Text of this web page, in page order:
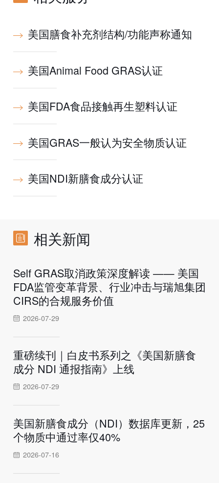
美国膳食补充剂结构/功能声称通知
美国Animal Food GRAS认证
美国FDA食品接触再生塑料认证
美国GRAS一般认为安全物质认证
美国NDI新膳食成分认证
相关新闻
Self GRAS取消政策深度解读 —— 美国
FDA监管变革背景、行业冲击与瑞旭集团
CIRS的合规服务价值
2026-07-29
重磅续刊｜白皮书系列之《美国新膳食
成分 NDI 通报指南》上线
2026-07-29
美国新膳食成分（NDI）数据库更新，25
个物质中通过率仅40%
2026-07-16